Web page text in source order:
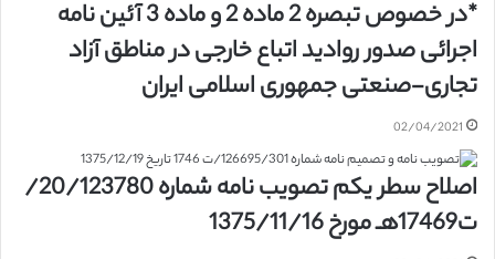
*در خصوص تبصره 2 ماده 2 و ماده 3 آئین نامه
اجرائی صدور روادید اتباع خارجی در مناطق آزاد
تجاری-صنعتی جمهوری اسلامی ایران
02/04/2021
اصلاح سطر یکم تصویب نامه شماره 20/123780/
ت17469هـ مورخ 1375/11/16